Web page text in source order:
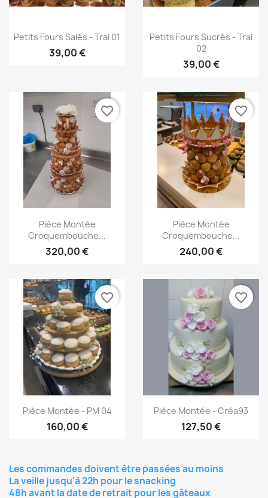
 Aperçu rapide
Petits Fours Salés - Trai 01
39,00 €
 Aperçu rapide
Petits Fours Sucrés - Trai
02
39,00 €
Aperçu rapide
Pièce Montée
Croquembouche...
320,00 €
favorite_border
Aperçu rapide
Pièce Montée
Croquembouche...
240,00 €
favorite_border
Aperçu rapide
Pièce Montée - PM 04
160,00 €
favorite_border
Aperçu rapide
Pièce Montée - Créa93
127,50 €
favorite_border
Les commandes doivent être passées au moins
La veille jusqu'à 22h pour le snacking
48h avant la date de retrait pour les gâteaux